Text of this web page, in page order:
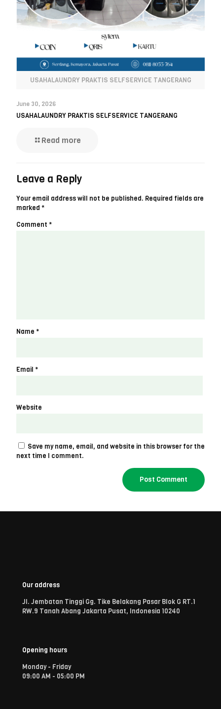
USAHALAUNDRY PRAKTIS SELFSERVICE TANGERANG
June 30, 2026
USAHALAUNDRY PRAKTIS SELFSERVICE TANGERANG
Read more
Leave a Reply
Your email address will not be published. Required fields are
marked *
Comment *
Name *
Email *
Website
Save my name, email, and website in this browser for the
next time I comment.
Our address
Jl. Jembatan Tinggi Gg. Tike Belakang Pasar Blok G RT.1
RW.9 Tanah Abang Jakarta Pusat, Indonesia 10240
Opening hours
Monday - Friday
09:00 AM - 05:00 PM